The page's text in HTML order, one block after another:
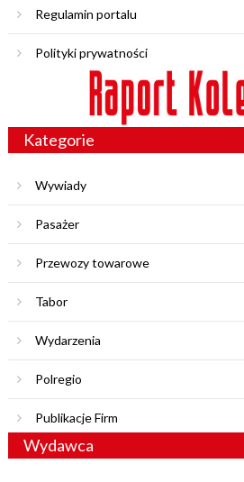
Regulamin portalu
Polityki prywatności
Kategorie
Wywiady
Pasażer
Przewozy towarowe
Tabor
Wydarzenia
Polregio
Publikacje Firm
Wydawca